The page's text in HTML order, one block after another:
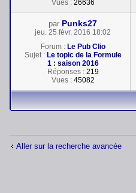
Vues : 26636
par Punks27
jeu. 25 févr. 2016 18:02
Forum : Le Pub Clio
Sujet : Le topic de la Formule
1 : saison 2016
Réponses : 219
Vues : 45082
Aller sur la recherche avancée